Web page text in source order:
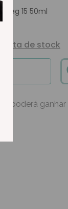
Reg 15 50ml
Alerta de stock
poderá ganhar